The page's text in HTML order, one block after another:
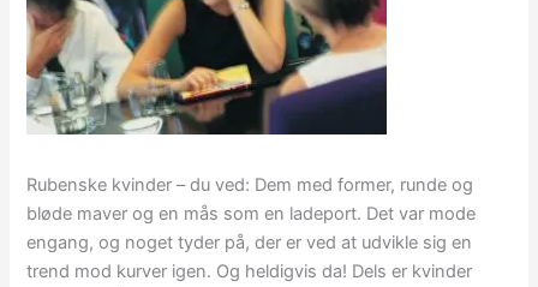
Rubenske kvinder – du ved: Dem med former, runde og
bløde maver og en mås som en ladeport. Det var mode
engang, og noget tyder på, der er ved at udvikle sig en
trend mod kurver igen. Og heldigvis da! Dels er kvinder